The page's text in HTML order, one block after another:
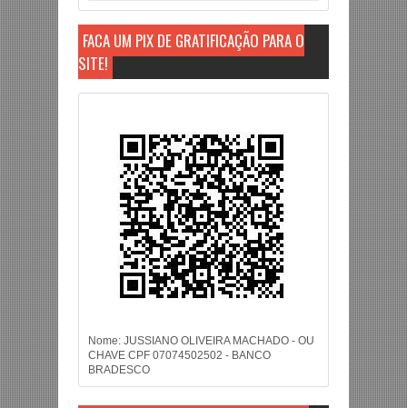
FAÇA UM PIX DE GRATIFICAÇÃO PARA O
SITE!
Nome: JUSSIANO OLIVEIRA MACHADO - OU
CHAVE CPF 07074502502 - BANCO
BRADESCO